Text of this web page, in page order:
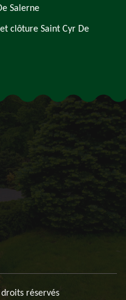
Salerne
clôture Saint Cyr De
réservés